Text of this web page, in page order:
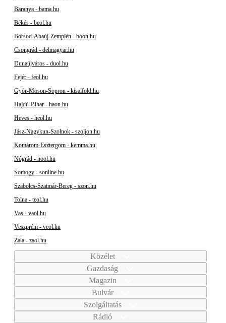
Baranya - bama.hu
Békés - beol.hu
Borsod-Abaúj-Zemplén - boon.hu
Csongrád - delmagyar.hu
Dunaújváros - duol.hu
Fejér - feol.hu
Győr-Moson-Sopron - kisalfold.hu
Hajdú-Bihar - haon.hu
Heves - heol.hu
Jász-Nagykun-Szolnok - szoljon.hu
Komárom-Esztergom - kemma.hu
Nógrád - nool.hu
Somogy - sonline.hu
Szabolcs-Szatmár-Bereg - szon.hu
Tolna - teol.hu
Vas - vaol.hu
Veszprém - veol.hu
Zala - zaol.hu
Közélet
Gazdaság
Magazin
Bulvár
Szolgáltatás
Rádió